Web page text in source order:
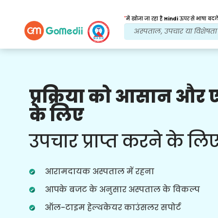
*में खोजा जा रहा है Hindiऊपर से भाषा
प्रक्रिया को आसान
के लिए
उपचार प्राप्त करने के
आरामदायक अस्पताल में रहना
आपके बजट के अनुसार अस्पताल के विकल्प
ऑल-टाइम हेल्थकेयर काउंसलर सपोर्ट
हमारे लाभ
इलाज के बाद
देखभाल
हर समय आपकी समस्याओं का समाधान करने
जरूरतों पर नियमित अपडेट।